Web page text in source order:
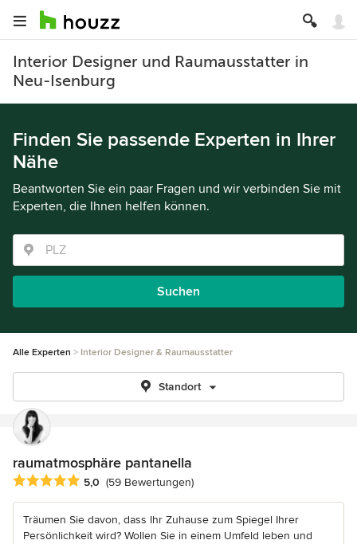
Interior Designer und Raumausstatter in
Neu-Isenburg
Finden Sie passende Experten in Ihrer
Nähe
Beantworten Sie ein paar Fragen und wir verbinden Sie mit
Experten, die Ihnen helfen können.
Suchen
Alle Experten Interior Designer & Raumausstatter
Standort
raumatmosphäre pantanella
Durchschnittliche Bewertung: 5 von 5 Sternen
5,0 (59 Bewertungen)
Träumen Sie davon, dass Ihr Zuhause zum Spiegel Ihrer
Persönlichkeit wird? Wollen Sie in einem Umfeld leben und